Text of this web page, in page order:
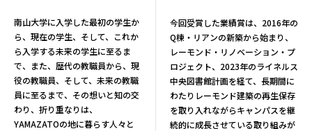
南山大学に入学した最初の学生か
ら、現在の学生、そして、これか
ら入学する未来の学生に至るま
で、また、歴代の教職員から、現
役の教職員、そして、未来の教職
員に至るまで、その想いと知の交
わり、折り重なりは、
YAMAZATOの地に暮らす人々と
今回受賞した業績賞は、2016年の
Q棟・リアンの新築から始まり、
レーモンド・リノベーション・プ
ロジェクト、2023年のライネルス
中央図書館計画を経て、長期間に
わたりレーモンド建築の再生保存
を取り入れながらキャンパスを継
続的に成長させている取り組みが